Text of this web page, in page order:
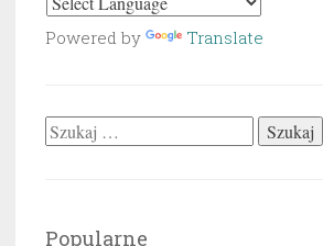
Powered by Translate
Szukaj:
Popularne